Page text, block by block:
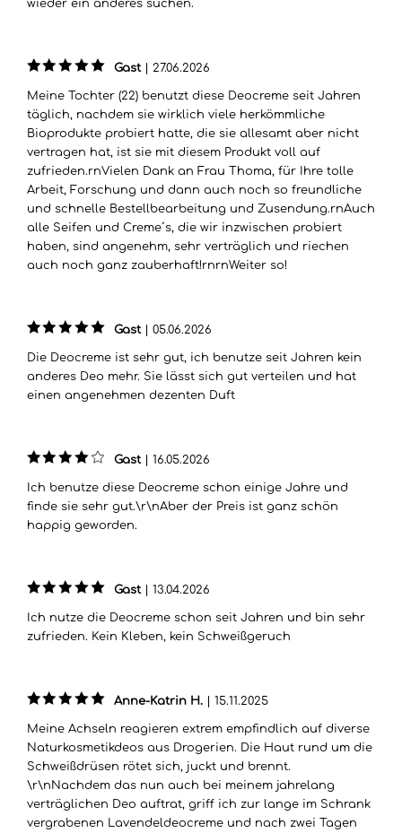
wieder ein anderes suchen.
Gast | 27.06.2026
Meine Tochter (22) benutzt diese Deocreme seit Jahren
täglich, nachdem sie wirklich viele herkömmliche
Bioprodukte probiert hatte, die sie allesamt aber nicht
vertragen hat, ist sie mit diesem Produkt voll auf
zufrieden.rnVielen Dank an Frau Thoma, für Ihre tolle
Arbeit, Forschung und dann auch noch so freundliche
und schnelle Bestellbearbeitung und Zusendung.rnAuch
alle Seifen und Creme´s, die wir inzwischen probiert
haben, sind angenehm, sehr verträglich und riechen
auch noch ganz zauberhaft!rnrnWeiter so!
Gast | 05.06.2026
Die Deocreme ist sehr gut, ich benutze seit Jahren kein
anderes Deo mehr. Sie lässt sich gut verteilen und hat
einen angenehmen dezenten Duft
Gast | 16.05.2026
Ich benutze diese Deocreme schon einige Jahre und
finde sie sehr gut.\r\nAber der Preis ist ganz schön
happig geworden.
Gast | 13.04.2026
Ich nutze die Deocreme schon seit Jahren und bin sehr
zufrieden. Kein Kleben, kein Schweißgeruch
Anne-Katrin H. | 15.11.2025
Meine Achseln reagieren extrem empfindlich auf diverse
Naturkosmetikdeos aus Drogerien. Die Haut rund um die
Schweißdrüsen rötet sich, juckt und brennt.
\r\nNachdem das nun auch bei meinem jahrelang
verträglichen Deo auftrat, griff ich zur lange im Schrank
vergrabenen Lavendeldeocreme und nach zwei Tagen